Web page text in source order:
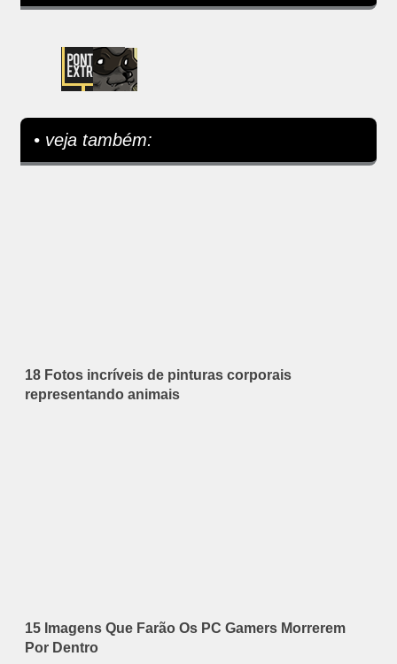
• veja também:
18 Fotos incríveis de pinturas corporais
representando animais
15 Imagens Que Farão Os PC Gamers Morrerem
Por Dentro